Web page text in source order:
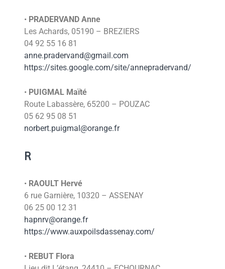
• PRADERVAND Anne
Les Achards, 05190 – BREZIERS
04 92 55 16 81
anne.pradervand@gmail.com
https://sites.google.com/site/annepradervand/
• PUIGMAL Maïté
Route Labassère, 65200 – POUZAC
05 62 95 08 51
norbert.puigmal@orange.fr
R
• RAOULT Hervé
6 rue Garnière, 10320 – ASSENAY
06 25 00 12 31
hapnrv@orange.fr
https://www.auxpoilsdassenay.com/
• REBUT Flora